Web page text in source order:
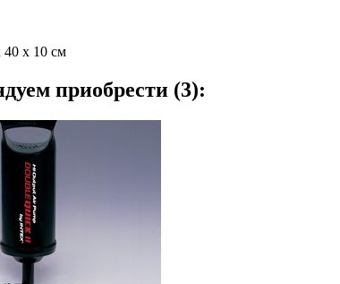
40 х 10 см
приобрести (3):